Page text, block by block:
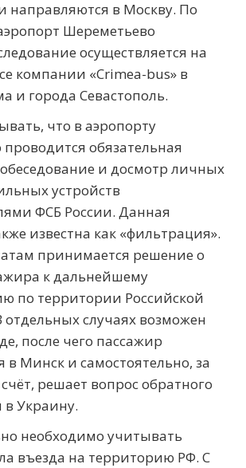
направляются в Москву. По
Шереметьево
осуществляется на
компании «Crimea-bus» в
и города Севастополь.
что в аэропорту
обязательная
и досмотр личных
устройств
ФСБ России. Данная
известна как «фильтрация».
принимается решение о
к дальнейшему
по территории Российской
случаях возможен
после чего пассажир
в Минск и самостоятельно, за
решает вопрос обратного
Украину.
необходимо учитывать
въезда на территорию РФ. С